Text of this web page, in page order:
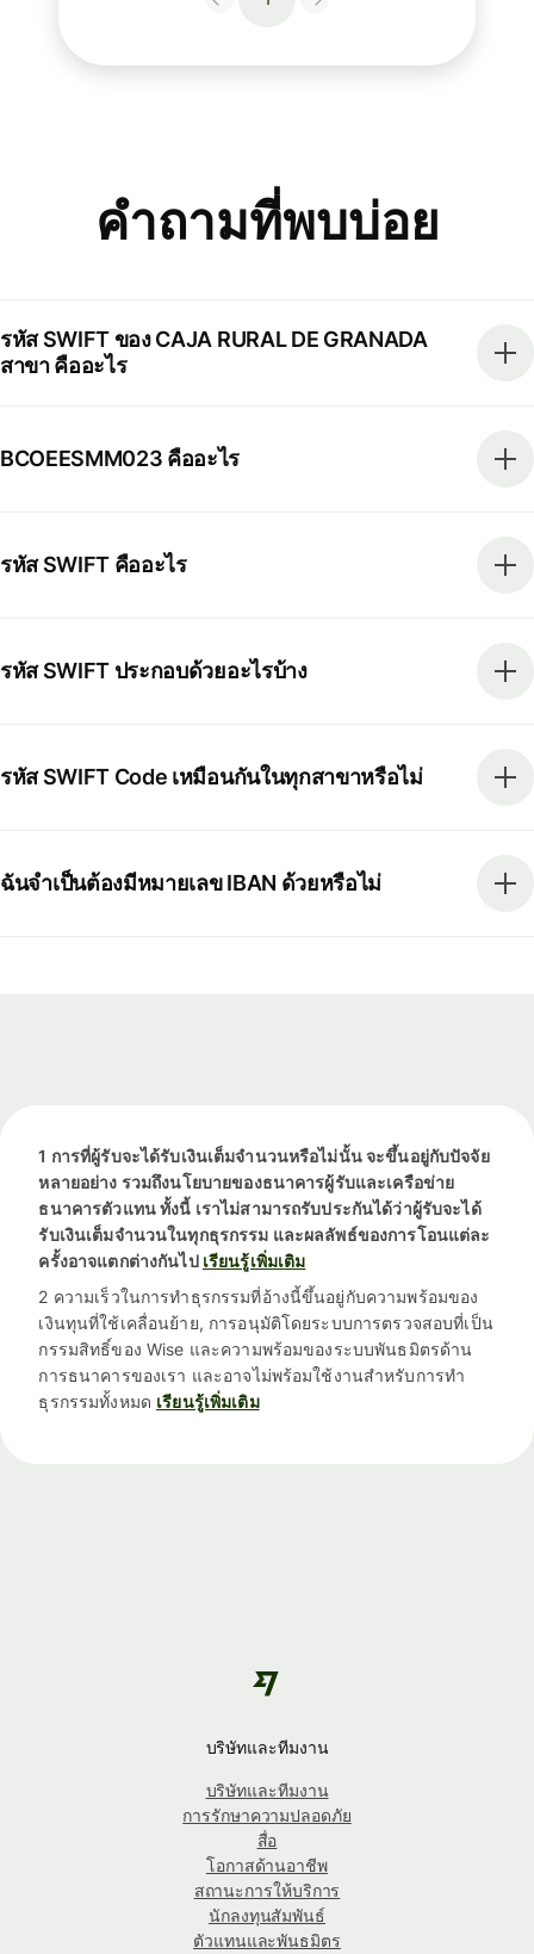
คำถามที่พบบ่อย
รหัส SWIFT ของ CAJA RURAL DE GRANADA
สาขา คืออะไร
BCOEESMM023 คืออะไร
รหัส SWIFT คืออะไร
รหัส SWIFT ประกอบด้วยอะไรบ้าง
รหัส SWIFT Code เหมือนกันในทุกสาขาหรือไม่
ฉันจำเป็นต้องมีหมายเลข IBAN ด้วยหรือไม่
1 การที่ผู้รับจะได้รับเงินเต็มจำนวนหรือไม่นั้น จะขึ้นอยู่กับปัจจัย
หลายอย่าง รวมถึงนโยบายของธนาคารผู้รับและเครือข่าย
ธนาคารตัวแทน ทั้งนี้ เราไม่สามารถรับประกันได้ว่าผู้รับจะได้
รับเงินเต็มจำนวนในทุกธุรกรรม และผลลัพธ์ของการโอนแต่ละ
ครั้งอาจแตกต่างกันไป เรียนรู้เพิ่มเติม
2 ความเร็วในการทำธุรกรรมที่อ้างนี้ขึ้นอยู่กับความพร้อมของ
เงินทุนที่ใช้เคลื่อนย้าย, การอนุมัติโดยระบบการตรวจสอบที่เป็น
กรรมสิทธิ์ของ Wise และความพร้อมของระบบพันธมิตรด้าน
การธนาคารของเรา และอาจไม่พร้อมใช้งานสำหรับการทำ
ธุรกรรมทั้งหมด เรียนรู้เพิ่มเติม
บริษัทและทีมงาน
บริษัทและทีมงาน
การรักษาความปลอดภัย
สื่อ
โอกาสด้านอาชีพ
สถานะการให้บริการ
นักลงทุนสัมพันธ์
ตัวแทนและพันธมิตร